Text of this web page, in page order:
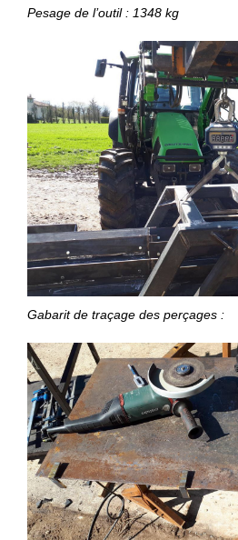
Pesage de l’outil : 1348 kg
Gabarit de traçage des perçages :